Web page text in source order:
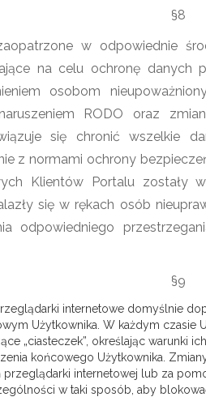
§8
w odpowiednie
na celu ochronę danych
osobom
RODO oraz
się chronić wszelkie
z normami ochrony
Klientów Portalu zostały
się w rękach osób
odpowiedniego
§9
internetowe domyślnie
Użytkownika. W każdym czasie
„ciasteczek”, określając warunki
końcowego Użytkownika.
internetowej lub za
w taki sposób, aby